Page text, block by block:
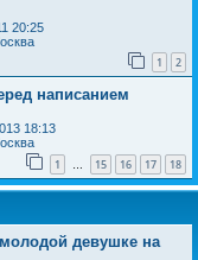
20:25
1 2
написанием
18:13
1 … 15 16 17 18
девушке на